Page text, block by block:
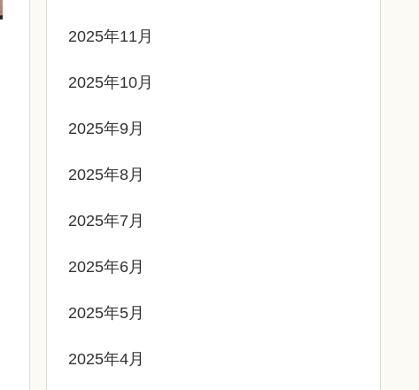
2025年11月
2025年10月
2025年9月
2025年8月
2025年7月
2025年6月
2025年5月
2025年4月